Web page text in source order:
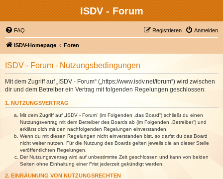
ISDV - Forum
FAQ Anmelden
Registrieren
ISDV-Homepage Foren
ISDV - Forum - Nutzungsbedingungen
Mit dem Zugriff auf „ISDV - Forum“ („https://www.isdv.net/forum“) wird zwischen
dir und dem Betreiber ein Vertrag mit folgenden Regelungen geschlossen:
1. NUTZUNGSVERTRAG
Mit dem Zugriff auf „ISDV - Forum“ (im Folgenden „das Board“) schließt du einen
Nutzungsvertrag mit dem Betreiber des Boards ab (im Folgenden „Betreiber“) und
erklärst dich mit den nachfolgenden Regelungen einverstanden.
Wenn du mit diesen Regelungen nicht einverstanden bist, so darfst du das Board
nicht weiter nutzen. Für die Nutzung des Boards gelten jeweils die an dieser Stelle
veröffentlichten Regelungen.
Der Nutzungsvertrag wird auf unbestimmte Zeit geschlossen und kann von beiden
Seiten ohne Einhaltung einer Frist jederzeit gekündigt werden.
2. EINRÄUMUNG VON NUTZUNGSRECHTEN